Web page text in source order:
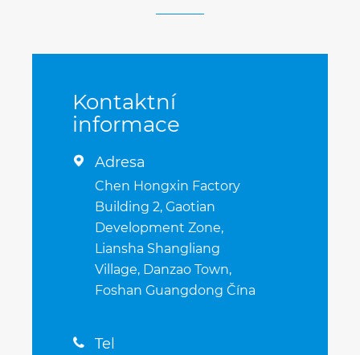
Kontaktní
informace
 Adresa
Chen Hongxin Factory
Building 2, Gaotian
Development Zone,
Liansha Shangliang
Village, Danzao Town,
Foshan Guangdong Čína
 Tel